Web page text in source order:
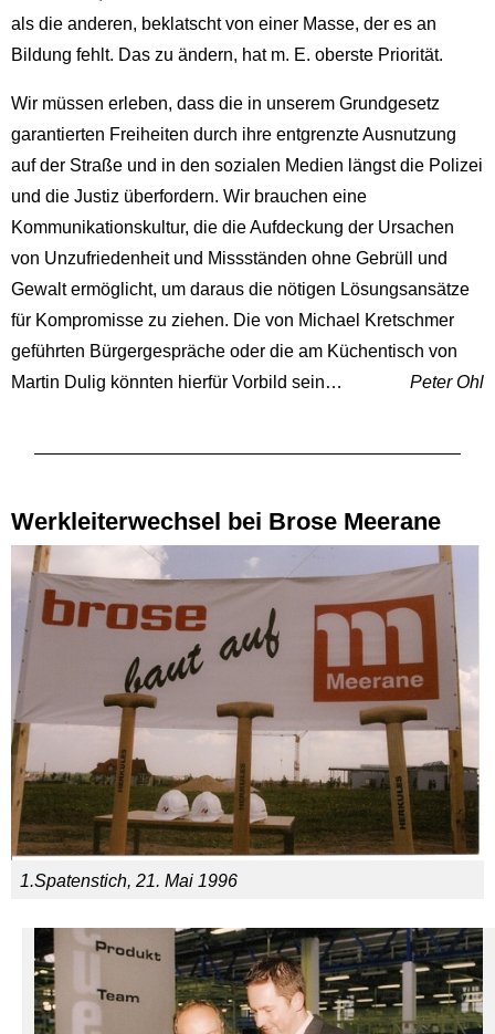
als die anderen, beklatscht von einer Masse, der es an
Bildung fehlt. Das zu ändern, hat m. E. oberste Priorität.
Wir müssen erleben, dass die in unserem Grundgesetz
garantierten Freiheiten durch ihre entgrenzte Ausnutzung
auf der Straße und in den sozialen Medien längst die Polizei
und die Justiz überfordern. Wir brauchen eine
Kommunikationskultur, die die Aufdeckung der Ursachen
von Unzufriedenheit und Missständen ohne Gebrüll und
Gewalt ermöglicht, um daraus die nötigen Lösungsansätze
für Kompromisse zu ziehen. Die von Michael Kretschmer
geführten Bürgergespräche oder die am Küchentisch von
Martin Dulig könnten hierfür Vorbild sein…
Peter Ohl
Werkleiterwechsel bei Brose Meerane
1.Spatenstich, 21. Mai 1996